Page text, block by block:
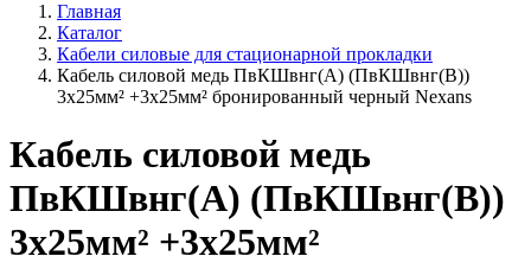
Главная
Каталог
Кабели силовые для стационарной прокладки
Кабель силовой медь ПвКШвнг(А) (ПвКШвнг(B))
3x25мм² +3x25мм² бронированный черный Nexans
Кабель силовой медь
ПвКШвнг(А) (ПвКШвнг(B))
3x25мм² +3x25мм²